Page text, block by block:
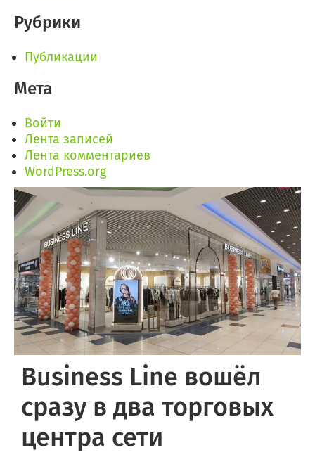
Рубрики
Публикации
Мета
Войти
Лента записей
Лента комментариев
WordPress.org
Business Line вошёл
сразу в два торговых
центра сети